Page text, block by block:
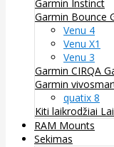
Garmin Instinct
Garmin Bounce
Venu 4
Venu X1
Venu 3
Garmin CIRQA
Garmin
quatix 8
Kiti laikrodžiai
RAM Mounts
Sekimas